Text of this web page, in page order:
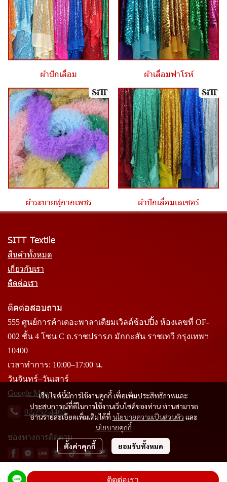
ผ้าปักเลื่อม ผ้าเลื่อมฟาโรห์
ผ้าระบายฟูกากเพชร ผ้าปักเลื่อมเลเซอร์
ติดต่อเรา
เว็บไซต์นี้มีการใช้งานคุกกี้ เพื่อเพิ่มประสิทธิภาพและ
ประสบการณ์ที่ดีในการใช้งานเว็บไซต์ของท่าน ท่านสามารถ
อ่านรายละเอียดเพิ่มเติมได้ที่ นโยบายความเป็นส่วนตัว และ
นโยบายคุกกี้
ตั้งค่าคุกกี้ ยอมรับทั้งหมด
SITT Textile
สินค้าทั้งหมด
เกี่ยวกับเรา
ติดต่อเรา
ติดต่อสอบถาม
555 ศูนย์การค้าเดอะพาลาเดียมเวิลด์ช้อปปิ้ง ห้องเลขที่ OF-
002 ชั้น 4 โซน C ถ.ราชปรารภ มักกะสัน ราชเทวี กรุงเทพฯ
10400
เวลาทำการ: 10:00–17:00 น.
วันจันทร์–วันเสาร์
Google Map
02-252-4465
ช่องทางการติดตาม